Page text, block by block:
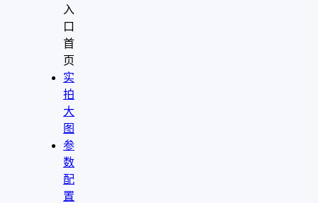
入
口
首
页
实
拍
大
图
参
数
配
置